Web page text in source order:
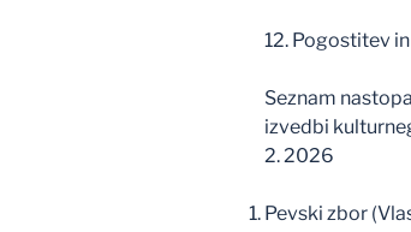
12. Pogostitev
Seznam
izvedbi
2. 2026
Pevski zbor